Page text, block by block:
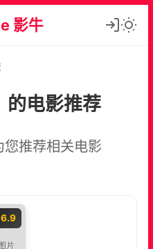
影牛
的电影推荐
推荐相关电影
6.9